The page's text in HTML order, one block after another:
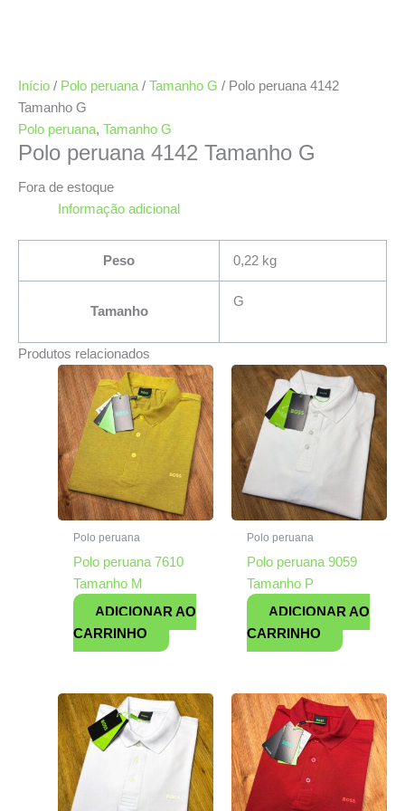
Início / Polo peruana / Tamanho G / Polo peruana 4142
Tamanho G
Polo peruana, Tamanho G
Polo peruana 4142 Tamanho G
Fora de estoque
Informação adicional
Peso 0,22 kg
Tamanho
G
Produtos relacionados
Polo peruana
Polo peruana 7610
Tamanho M
ADICIONAR AO
CARRINHO
Polo peruana
Polo peruana 9059
Tamanho P
ADICIONAR AO
CARRINHO